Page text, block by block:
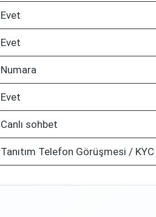
Evet
Evet
Numara
Evet
Canlı sohbet
Tanıtım Telefon Görüşmesi / KYC